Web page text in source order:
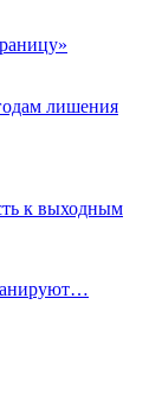
лишения
к выходным